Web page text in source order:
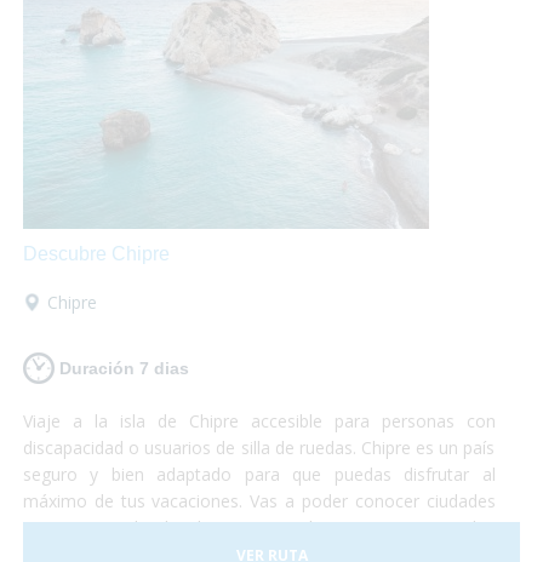
Descubre Chipre
Chipre
Duración 7 dias
Viaje a la isla de Chipre accesible para personas con
discapacidad o usuarios de silla de ruedas. Chipre es un país
seguro y bien adaptado para que puedas disfrutar al
máximo de tus vacaciones. Vas a poder conocer ciudades
pintorescas donde degustar un buen vino, visitar las
grandes montañas de la isla, conocer la capital del país y
VER RUTA